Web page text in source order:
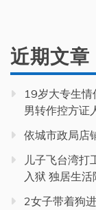
近期文章
19岁大专生
男转作控方证
依城市政局店
儿子飞台湾打
入狱 独居生活
2女子带着狗